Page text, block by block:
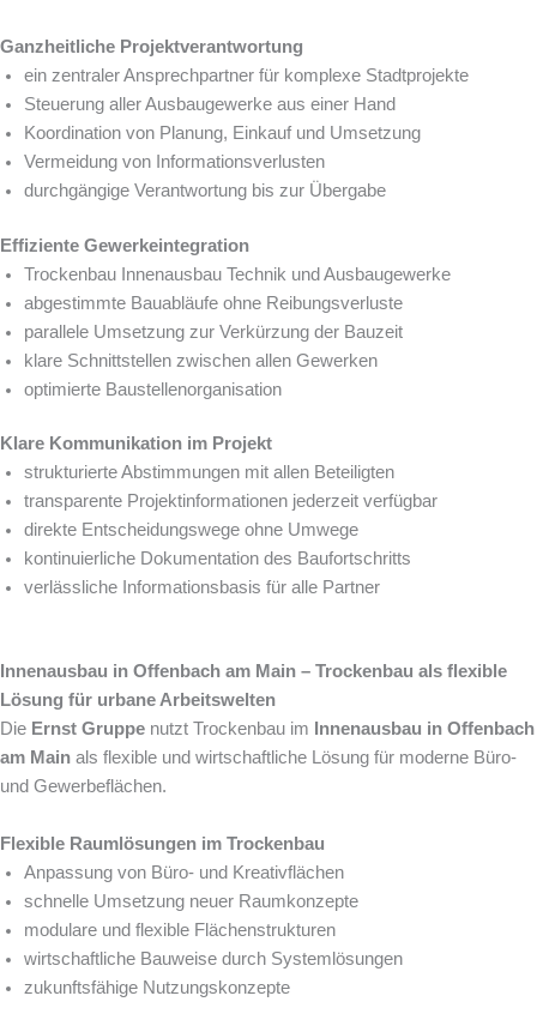
Ganzheitliche Projektverantwortung
ein zentraler Ansprechpartner für komplexe Stadtprojekte
Steuerung aller Ausbaugewerke aus einer Hand
Koordination von Planung, Einkauf und Umsetzung
Vermeidung von Informationsverlusten
durchgängige Verantwortung bis zur Übergabe
Effiziente Gewerkeintegration
Trockenbau Innenausbau Technik und Ausbaugewerke
abgestimmte Bauabläufe ohne Reibungsverluste
parallele Umsetzung zur Verkürzung der Bauzeit
klare Schnittstellen zwischen allen Gewerken
optimierte Baustellenorganisation
Klare Kommunikation im Projekt
strukturierte Abstimmungen mit allen Beteiligten
transparente Projektinformationen jederzeit verfügbar
direkte Entscheidungswege ohne Umwege
kontinuierliche Dokumentation des Baufortschritts
verlässliche Informationsbasis für alle Partner
Innenausbau in Offenbach am Main – Trockenbau als flexible
Lösung für urbane Arbeitswelten
Die Ernst Gruppe nutzt Trockenbau im
Innenausbau in Offenbach
am Main als flexible und wirtschaftliche Lösung für moderne Büro-
und Gewerbeflächen.
Flexible Raumlösungen im Trockenbau
Anpassung von Büro- und Kreativflächen
schnelle Umsetzung neuer Raumkonzepte
modulare und flexible Flächenstrukturen
wirtschaftliche Bauweise durch Systemlösungen
zukunftsfähige Nutzungskonzepte